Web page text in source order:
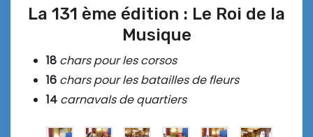
La 131 ème édition : Le Roi de la
Musique
18 chars pour les corsos
16 chars pour les batailles de fleurs
14 carnavals de quartiers